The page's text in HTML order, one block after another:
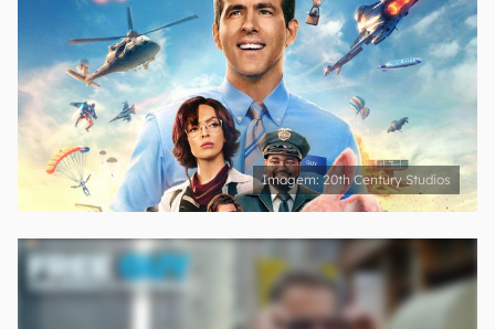
20th Century Studios